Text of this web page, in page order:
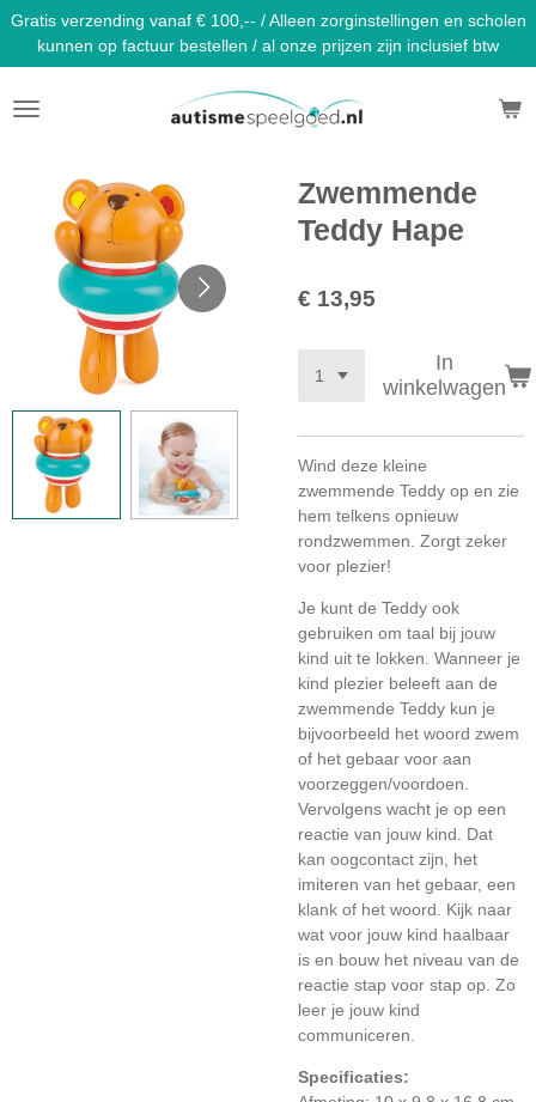
Ga
direct
naar
de
hoofdinhoud
Gratis verzending vanaf € 100,-- / Alleen zorginstellingen en scholen
kunnen op factuur bestellen / al onze prijzen zijn inclusief btw
Zwemmende
Teddy Hape
€ 13,95
In
winkelwagen
Wind deze kleine
zwemmende Teddy op en zie
hem telkens opnieuw
rondzwemmen. Zorgt zeker
voor plezier!
Je kunt de Teddy ook
gebruiken om taal bij jouw
kind uit te lokken. Wanneer je
kind plezier beleeft aan de
zwemmende Teddy kun je
bijvoorbeeld het woord zwem
of het gebaar voor aan
voorzeggen/voordoen.
Vervolgens wacht je op een
reactie van jouw kind. Dat
kan oogcontact zijn, het
imiteren van het gebaar, een
klank of het woord. Kijk naar
wat voor jouw kind haalbaar
is en bouw het niveau van de
reactie stap voor stap op. Zo
leer je jouw kind
communiceren.
Specificaties: